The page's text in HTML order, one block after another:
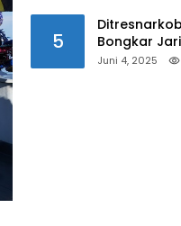
5
Bongkar
Mamuju,
Juni 4, 2025